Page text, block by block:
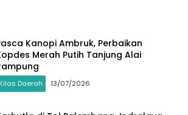
JPU
Kanopi Ambruk, Perbaikan
Merah Putih Tanjung Alai
Kilas Daerah 13/07/2026